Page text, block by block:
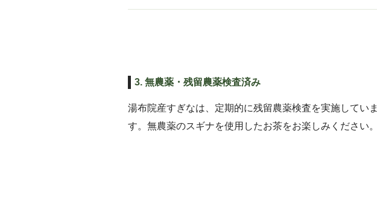
3. 無農薬・残留農薬検査済み
湯布院産すぎなは、定期的に残留農薬検査を実施していま
す。無農薬のスギナを使用したお茶をお楽しみください。